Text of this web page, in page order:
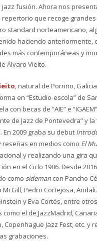
jazz fusión. Ahora nos
repertorio que recoge
standard norteamericano,
haciendo anteriormente,
más contemporáneas y
Álvaro Vieito.
, natural de Porriño,
en “Estudio-escola” de
con becas de “AIE” e
de Jazz de Pontevedra” y la
En 2009 graba su debut
reseñas en medios como El
y realizando una gira
en el Ciclo 1906. Desde
como sideman con Pancho
McGill, Pedro Cortejosa,
y Eva Cortés, entre
el de JazzMadrid,
Copenhague Jazz Fest, etc. y
grabaciones.